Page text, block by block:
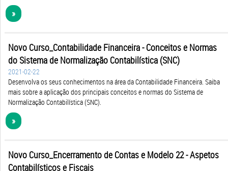
»
Novo Curso_Contabilidade Financeira - Conceitos e Normas
do Sistema de Normalização Contabilística (SNC)
2021-02-22
Desenvolva os seus conhecimentos na área da Contabilidade Financeira. Saiba
mais sobre a aplicação dos principais conceitos e normas do Sistema de
Normalização Contabilística (SNC).
»
Novo Curso_Encerramento de Contas e Modelo 22 - Aspetos
Contabilísticos e Fiscais